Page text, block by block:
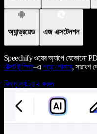
অ্যান্ড্রয়েড এজ এক্সটেনশন
Speechify ওয়েব অ্যাপে যেকোনো
টেক্সট টু স্পিচ–এপড়ে শোনাবে, সারাংশ
বিনামূল্যে ট্রাই করুন